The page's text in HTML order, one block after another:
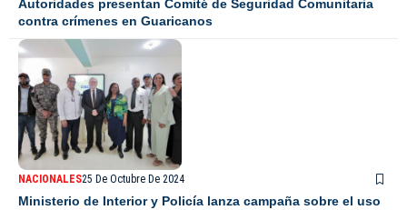
Autoridades presentan Comité de Seguridad Comunitaria
contra crímenes en Guaricanos
NACIONALES25 De Octubre De 2024
Ministerio de Interior y Policía lanza campaña sobre el uso